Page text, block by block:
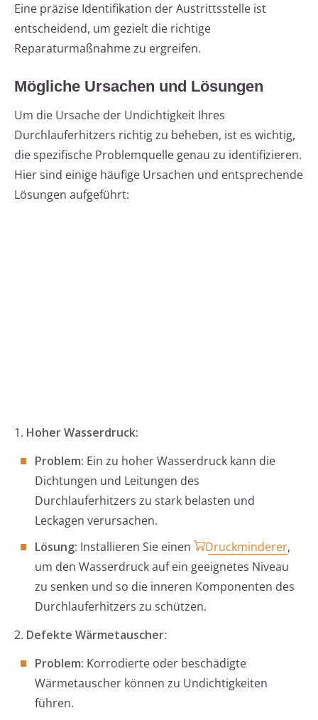
Eine präzise Identifikation der Austrittsstelle ist
entscheidend, um gezielt die richtige
Reparaturmaßnahme zu ergreifen.
Mögliche Ursachen und Lösungen
Um die Ursache der Undichtigkeit Ihres
Durchlauferhitzers richtig zu beheben, ist es wichtig,
die spezifische Problemquelle genau zu identifizieren.
Hier sind einige häufige Ursachen und entsprechende
Lösungen aufgeführt:
1. Hoher Wasserdruck:
Problem: Ein zu hoher Wasserdruck kann die
Dichtungen und Leitungen des
Durchlauferhitzers zu stark belasten und
Leckagen verursachen.
Lösung: Installieren Sie einen Druckminderer,
um den Wasserdruck auf ein geeignetes Niveau
zu senken und so die inneren Komponenten des
Durchlauferhitzers zu schützen.
2. Defekte Wärmetauscher:
Problem: Korrodierte oder beschädigte
Wärmetauscher können zu Undichtigkeiten
führen.